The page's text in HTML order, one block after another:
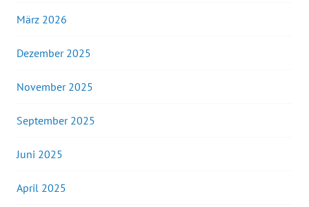
März 2026
Dezember 2025
November 2025
September 2025
Juni 2025
April 2025